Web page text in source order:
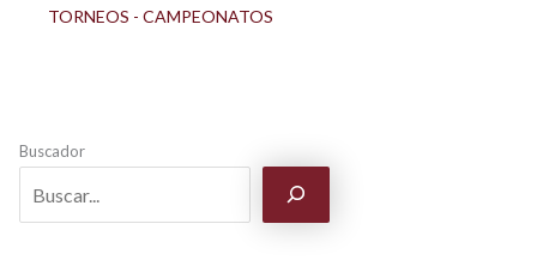
TORNEOS - CAMPEONATOS
Buscador